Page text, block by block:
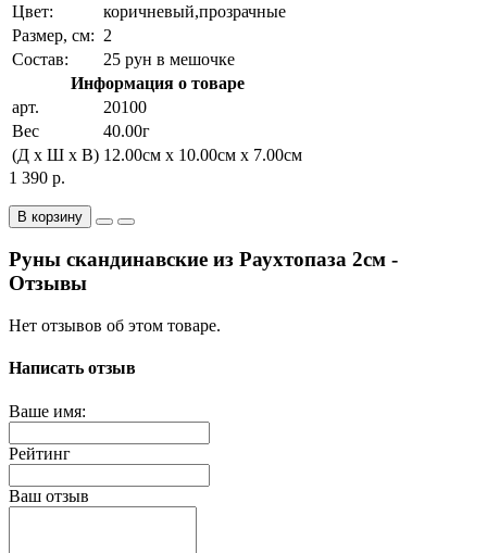
Цвет:
коричневый,прозрачные
Размер, см: 2
Состав:
25 рун в мешочке
Информация о товаре
арт.
20100
Вес
40.00г
(Д x Ш x В) 12.00см x 10.00см x 7.00см
1 390 р.
В корзину
Руны скандинавские из Раухтопаза 2см -
Отзывы
Нет отзывов об этом товаре.
Написать отзыв
Ваше имя:
Рейтинг
Ваш отзыв